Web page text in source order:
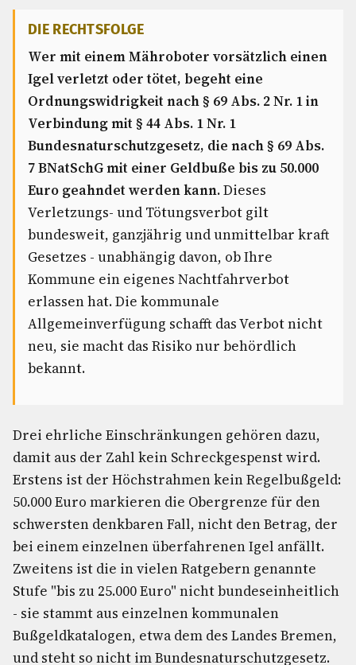
DIE RECHTSFOLGE
Wer mit einem Mähroboter vorsätzlich einen
Igel verletzt oder tötet, begeht eine
Ordnungswidrigkeit nach § 69 Abs. 2 Nr. 1 in
Verbindung mit § 44 Abs. 1 Nr. 1
Bundesnaturschutzgesetz, die nach § 69 Abs.
7 BNatSchG mit einer Geldbuße bis zu 50.000
Euro geahndet werden kann.Dieses
Verletzungs- und Tötungsverbot gilt
bundesweit, ganzjährig und unmittelbar kraft
Gesetzes - unabhängig davon, ob Ihre
Kommune ein eigenes Nachtfahrverbot
erlassen hat. Die kommunale
Allgemeinverfügung schafft das Verbot nicht
neu, sie macht das Risiko nur behördlich
bekannt.
Drei ehrliche Einschränkungen gehören dazu,
damit aus der Zahl kein Schreckgespenst wird.
Erstens ist der Höchstrahmen kein Regelbußgeld:
50.000 Euro markieren die Obergrenze für den
schwersten denkbaren Fall, nicht den Betrag, der
bei einem einzelnen überfahrenen Igel anfällt.
Zweitens ist die in vielen Ratgebern genannte
Stufe "bis zu 25.000 Euro" nicht bundeseinheitlich
- sie stammt aus einzelnen kommunalen
Bußgeldkatalogen, etwa dem des Landes Bremen,
und steht so nicht im Bundesnaturschutzgesetz.